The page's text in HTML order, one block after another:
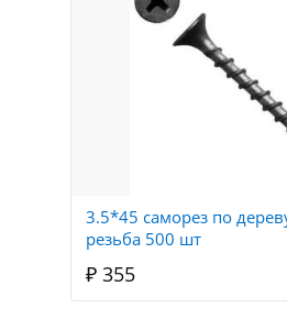
3.5*45 саморез по
резьба 500 шт
₽ 355